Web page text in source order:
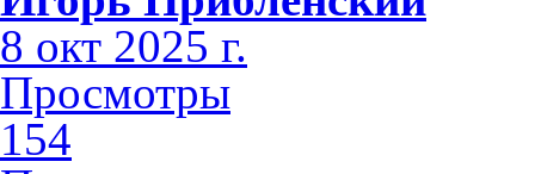
8 окт 2025 г.
Просмотры
154